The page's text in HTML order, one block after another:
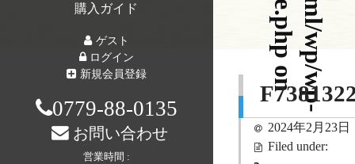
購入ガイド
ゲスト
ログイン
新規会員登録
0779-88-0135
お問い合わせ
営業時間 :
o
n
i
n
e
2024年2月23日
Filed under: